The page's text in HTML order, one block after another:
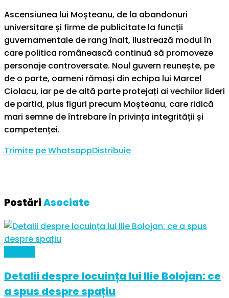
Ascensiunea lui Moșteanu, de la abandonuri
universitare și firme de publicitate la funcții
guvernamentale de rang înalt, ilustrează modul în
care politica românească continuă să promoveze
personaje controversate. Noul guvern reunește, pe
de o parte, oameni rămași din echipa lui Marcel
Ciolacu, iar pe de altă parte protejați ai vechilor lideri
de partid, plus figuri precum Moșteanu, care ridică
mari semne de întrebare în privința integrității și
competenței.
Trimite pe WhatsappDistribuie
PostăriAsociate
Detalii despre locuința lui Ilie Bolojan: ce
a spus despre spațiu